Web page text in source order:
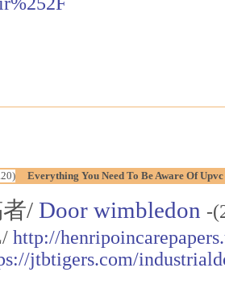
Everything You Need To Be Aware Of
/ Door wimbledon -
http://
jtbtigers.com/